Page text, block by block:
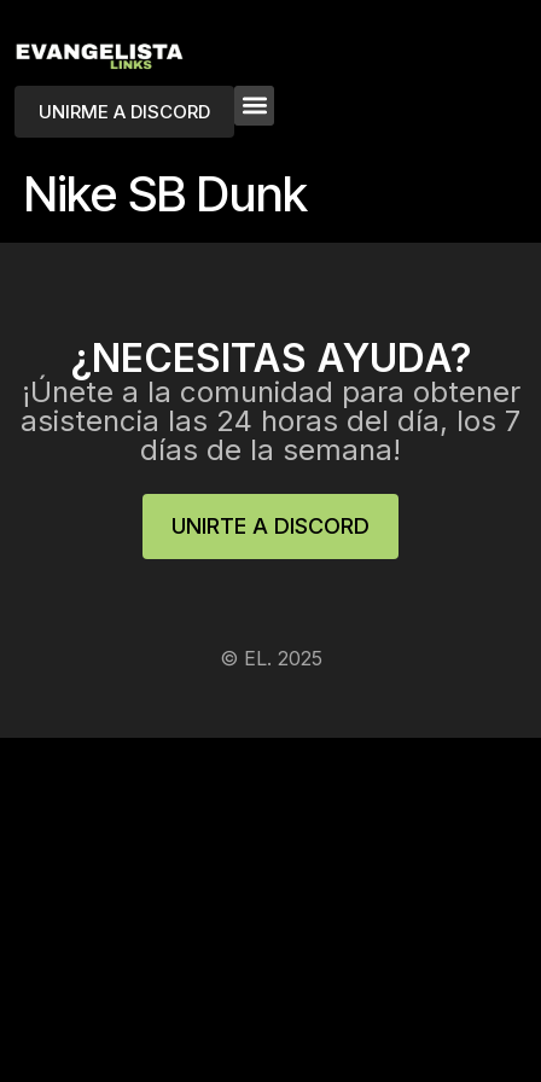
UNIRME A DISCORD
Nike SB Dunk
¿NECESITAS AYUDA?
¡Únete a la comunidad para obtener
asistencia las 24 horas del día, los 7
días de la semana!
UNIRTE A DISCORD
© EL. 2025